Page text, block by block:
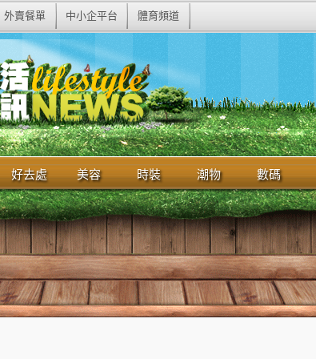
外賣餐單 中小企平台 體育頻道
好去處 美容 時裝 潮物 數碼